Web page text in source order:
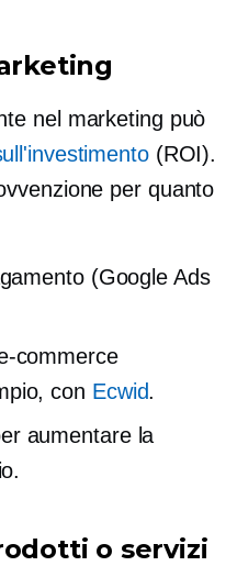
nel marketing può
(ROI).
per quanto
(Google Ads
commerce
con Ecwid.
aumentare la
o servizi